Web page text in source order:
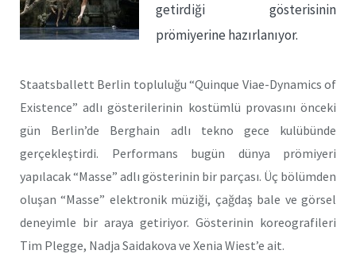
getirdiği gösterisinin
prömiyerine hazırlanıyor.
Staatsballett Berlin topluluğu “Quinque Viae-Dynamics of
Existence” adlı gösterilerinin kostümlü provasını önceki
gün Berlin’de Berghain adlı tekno gece kulübünde
gerçekleştirdi. Performans bugün dünya prömiyeri
yapılacak “Masse” adlı gösterinin bir parçası. Üç bölümden
oluşan “Masse” elektronik müziği, çağdaş bale ve görsel
deneyimle bir araya getiriyor. Gösterinin koreografileri
Tim Plegge, Nadja Saidakova ve Xenia Wiest’e ait.